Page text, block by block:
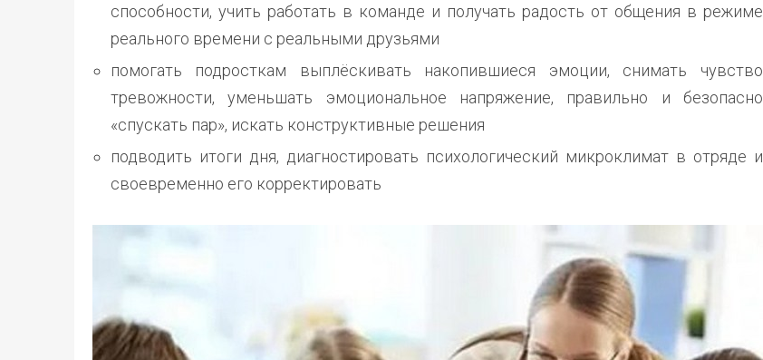
способности, учить работать в команде и получать радость от общения в режиме
реального времени с реальными друзьями
помогать подросткам выплёскивать накопившиеся эмоции, снимать чувство
тревожности, уменьшать эмоциональное напряжение, правильно и безопасно
«спускать пар», искать конструктивные решения
подводить итоги дня, диагностировать психологический микроклимат в отряде и
своевременно его корректировать